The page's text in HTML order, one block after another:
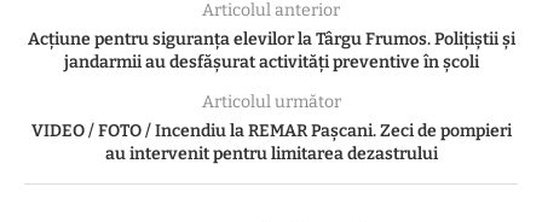
Articolul anterior
Acțiune pentru siguranța elevilor la Târgu Frumos. Polițiștii și
jandarmii au desfășurat activități preventive în școli
Articolul următor
VIDEO / FOTO / Incendiu la REMAR Pașcani. Zeci de pompieri
au intervenit pentru limitarea dezastrului